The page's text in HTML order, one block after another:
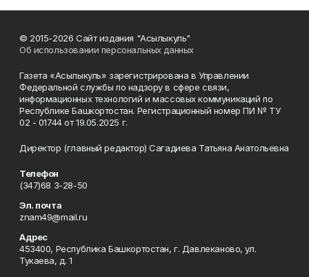
© 2015-2026 Сайт издания "Асылыкуль"
Об использовании персональных данных
Газета «Асылыкуль» зарегистрирована в Управлении
Федеральной службы по надзору в сфере связи,
информационных технологий и массовых коммуникаций по
Республике Башкортостан. Регистрационный номер ПИ № ТУ
02 - 01744 от 19.05.2025 г.
Директор (главный редактор) Сагадиева Татьяна Анатольевна
Телефон
(347)68 3-28-50
Эл. почта
znam49@mail.ru
Адрес
453400, Республика Башкортостан, г. Давлеканово, ул.
Тукаева, д. 1